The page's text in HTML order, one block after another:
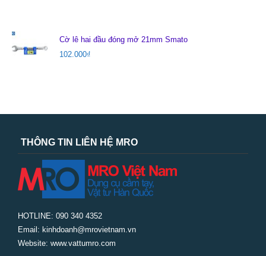
Cờ lê hai đầu đóng mở 21mm Smato
102.000₫
THÔNG TIN LIÊN HỆ MRO
HOTLINE: 090 340 4352
Email: kinhdoanh@mrovietnam.vn
Website: www.vattumro.com